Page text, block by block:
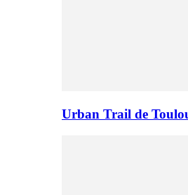
Urban Trail de